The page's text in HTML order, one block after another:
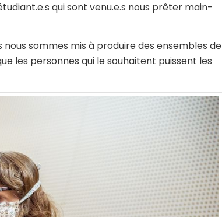
qui sont venu.e.s nous prêter main-
nous sommes mis à produire des ensembles de
les personnes qui le souhaitent puissent les